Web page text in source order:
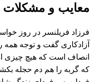
معایب و
فرزاد فریلنسر در روز
آزادکاری گفت و توجه همه
انصاف است که هیچ چیزی
که گربه را هم دم حجله